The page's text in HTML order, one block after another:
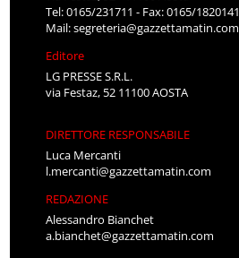
Tel: 0165/231711 - Fax: 0165/1820141
Mail:segreteria@gazzettamatin.com
Editore
LG PRESSE S.R.L.
via Festaz, 52 11100 AOSTA
DIRETTORE RESPONSABILE
Luca Mercanti
l.mercanti@gazzettamatin.com
REDAZIONE
Alessandro Bianchet
a.bianchet@gazzettamatin.com